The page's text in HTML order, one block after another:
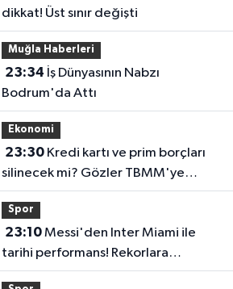
dikkat! Üst sınır değişti
Muğla Haberleri
23:34
Bodrum'da Attı
Ekonomi
23:30Kredi kartı ve prim borçları
silinecek mi? Gözler TBMM'ye
çevrildi
Spor
23:10Messi'den Inter Miami ile
tarihi performans! Rekorlara
doymuyor